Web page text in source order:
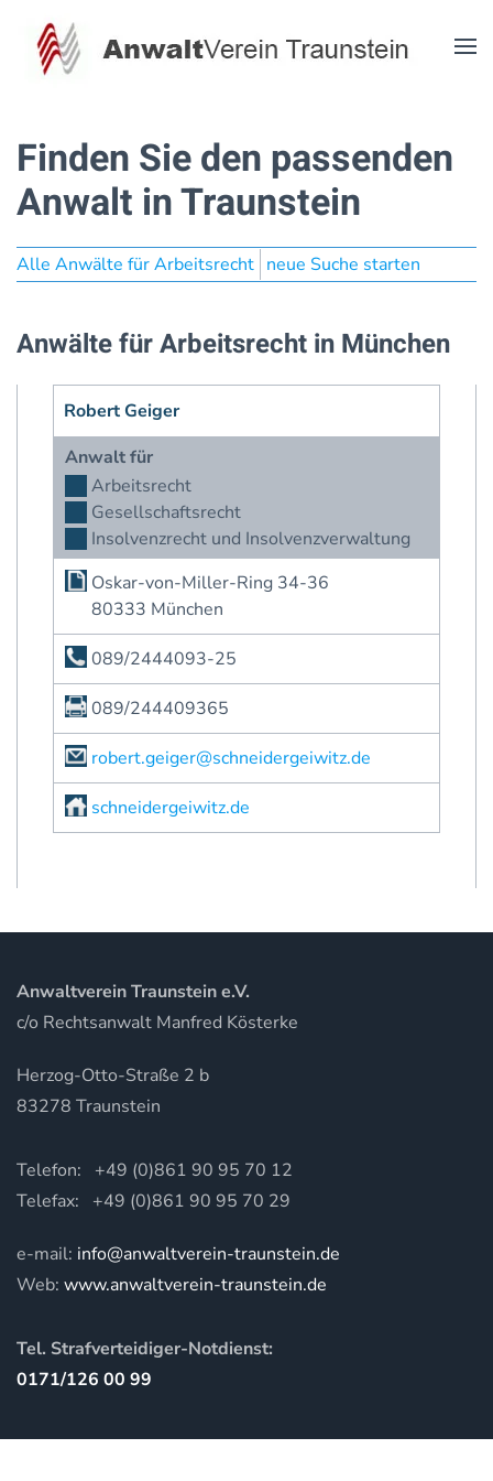
Zum Hauptinhalt springen
Finden Sie den passenden
Anwalt in Traunstein
Alle Anwälte für Arbeitsrecht neue Suche starten
Anwälte für Arbeitsrecht in München
Robert Geiger
Anwalt für
Arbeitsrecht
Gesellschaftsrecht
Insolvenzrecht und Insolvenzverwaltung
Oskar-von-Miller-Ring 34-36
80333 München
089/2444093-25
089/244409365
robert.geiger@schneidergeiwitz.de
schneidergeiwitz.de
Anwaltverein Traunstein e.V.
c/o Rechtsanwalt Manfred Kösterke
Herzog-Otto-Straße 2 b
83278 Traunstein
Telefon: +49 (0)861 90 95 70 12
Telefax: +49 (0)861 90 95 70 29
e-mail: info@anwaltverein-traunstein.de
Web: www.anwaltverein-traunstein.de
Tel. Strafverteidiger-Notdienst:
0171/126 00 99